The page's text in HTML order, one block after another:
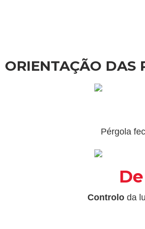
ORIENTAÇÃO DAS
Pérgola
Controlo da